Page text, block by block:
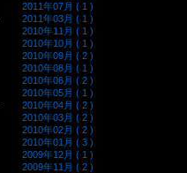
2011年07月 ( 1 )
2011年03月 ( 1 )
2010年11月 ( 1 )
2010年10月 ( 1 )
2010年09月 ( 2 )
2010年08月 ( 1 )
2010年06月 ( 2 )
2010年05月 ( 1 )
2010年04月 ( 2 )
2010年03月 ( 2 )
2010年02月 ( 2 )
2010年01月 ( 3 )
2009年12月 ( 1 )
2009年11月 ( 2 )